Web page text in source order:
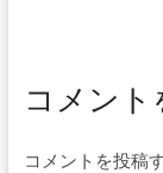
コメント
コメントを投稿